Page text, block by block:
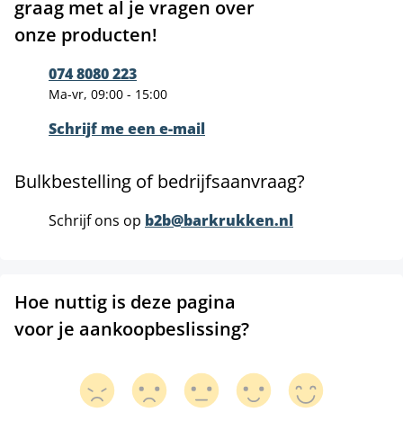
graag met al je vragen over
onze producten!
074 8080 223
Ma-vr, 09:00 - 15:00
Schrijf me een e-mail
Bulkbestelling of bedrijfsaanvraag?
Schrijf ons op b2b@barkrukken.nl
Hoe nuttig is deze pagina
voor je aankoopbeslissing?